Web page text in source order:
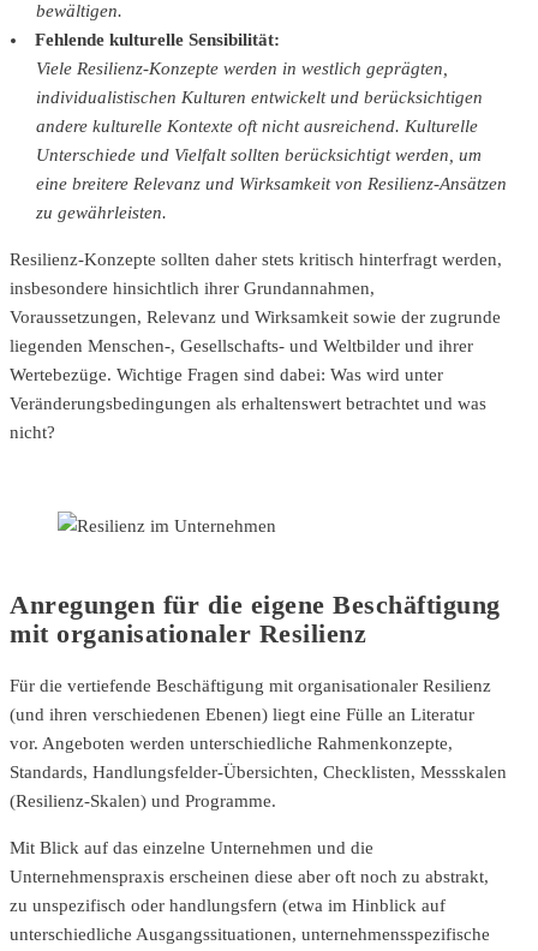
bewältigen.
Fehlende kulturelle Sensibilität:
Viele Resilienz-Konzepte werden in westlich geprägten,
individualistischen Kulturen entwickelt und berücksichtigen
andere kulturelle Kontexte oft nicht ausreichend. Kulturelle
Unterschiede und Vielfalt sollten berücksichtigt werden, um
eine breitere Relevanz und Wirksamkeit von Resilienz-Ansätzen
zu gewährleisten.
Resilienz-Konzepte sollten daher stets kritisch hinterfragt werden,
insbesondere hinsichtlich ihrer Grundannahmen,
Voraussetzungen, Relevanz und Wirksamkeit sowie der zugrunde
liegenden Menschen-, Gesellschafts- und Weltbilder und ihrer
Wertebezüge. Wichtige Fragen sind dabei: Was wird unter
Veränderungsbedingungen als erhaltenswert betrachtet und was
nicht?
Anregungen für die eigene Beschäftigung
mit organisationaler Resilienz
Für die vertiefende Beschäftigung mit organisationaler Resilienz
(und ihren verschiedenen Ebenen) liegt eine Fülle an Literatur
vor. Angeboten werden unterschiedliche Rahmenkonzepte,
Standards, Handlungsfelder-Übersichten, Checklisten, Messskalen
(Resilienz-Skalen) und Programme.
Mit Blick auf das einzelne Unternehmen und die
Unternehmenspraxis erscheinen diese aber oft noch zu abstrakt,
zu unspezifisch oder handlungsfern (etwa im Hinblick auf
unterschiedliche Ausgangssituationen, unternehmensspezifische